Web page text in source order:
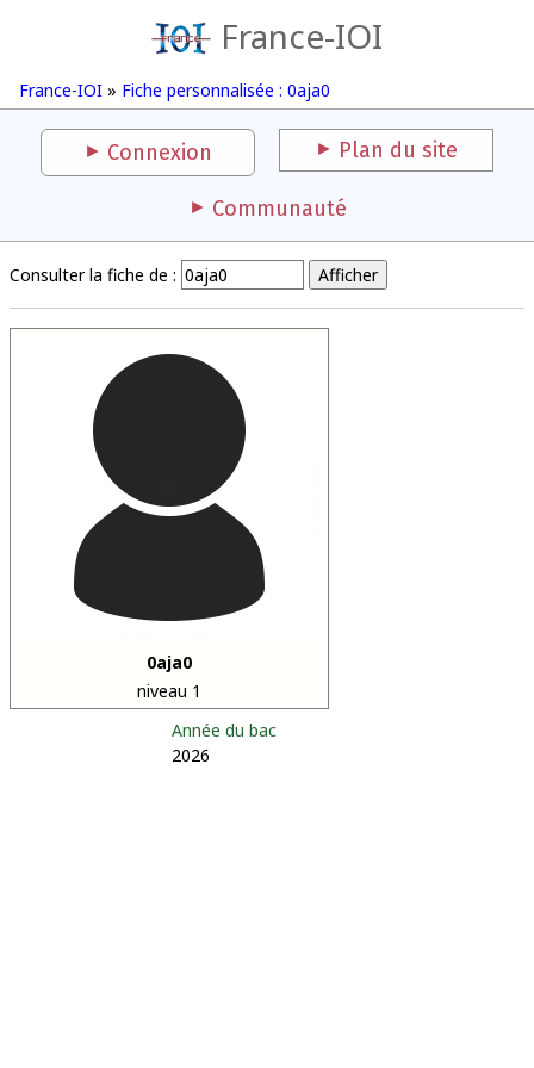
France-IOI
France-IOI » Fiche personnalisée : 0aja0
Connexion Plan du site
Communauté
Consulter la fiche de :
0aja0
niveau 1
Année du bac
2026